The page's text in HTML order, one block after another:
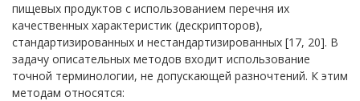
пищевых продуктов с использованием перечня их
качественных характеристик (дескрипторов),
стандартизированных и нестандартизированных [17, 20]. В
задачу описательных методов входит использование
точной терминологии, не допускающей разночтений. К этим
методам относятся: